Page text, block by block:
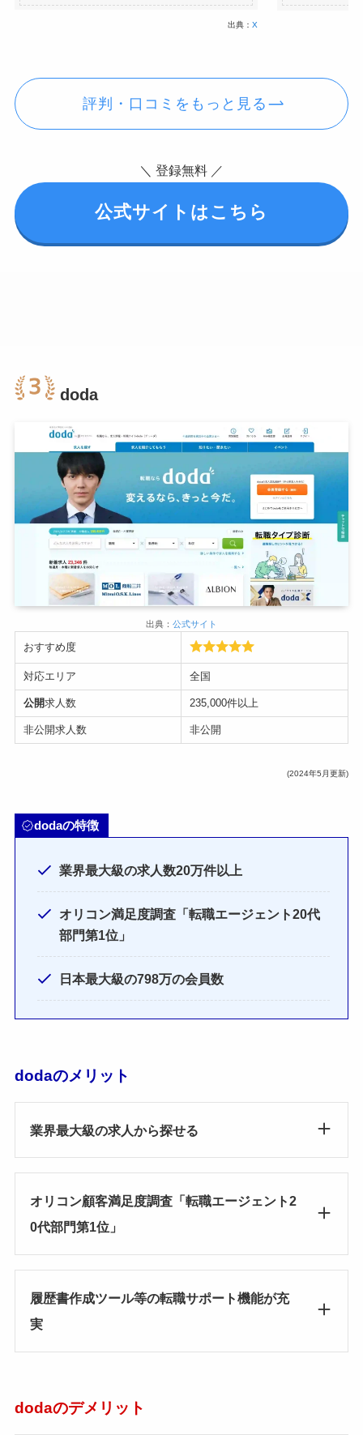
出典： X
評判・口コミをもっと見る
＼ 登録無料 ／
公式サイトはこちら
doda
出典： 公式サイト
おすすめ度
対応エリア 全国
公開求人数 235,000件以上
非公開求人数 非公開
(2024年5月更新)
dodaの特徴
業界最大級の求人数20万件以上
オリコン満足度調査「転職エージェント20代
部門第1位」
日本最大級の798万の会員数
dodaのメリット
業界最大級の求人から探せる
オリコン顧客満足度調査「転職エージェント2
0代部門第1位」
履歴書作成ツール等の転職サポート機能が充
実
dodaのデメリット